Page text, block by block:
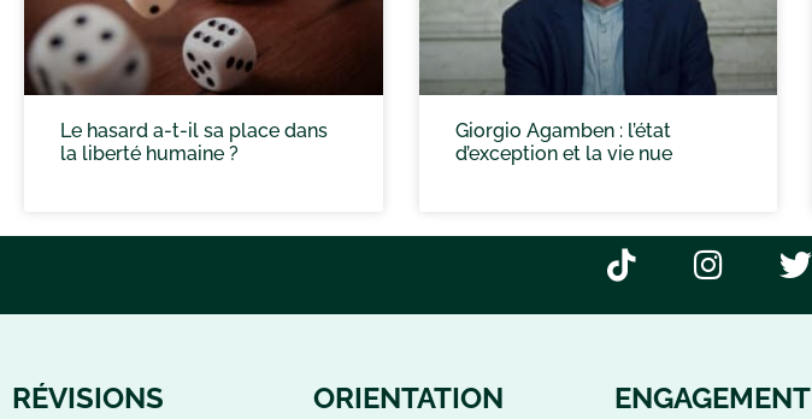
Le hasard a-t-il sa place dans
la liberté humaine ?
Giorgio Agamben : l’état
d’exception et la vie nue
RÉVISIONS ORIENTATION ENGAGEMENT